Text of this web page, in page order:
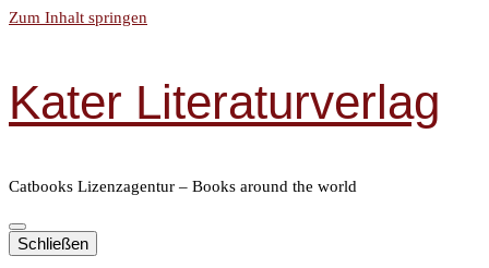
Zum Inhalt springen
Kater Literaturverlag
Catbooks Lizenzagentur – Books around the world
Schließen